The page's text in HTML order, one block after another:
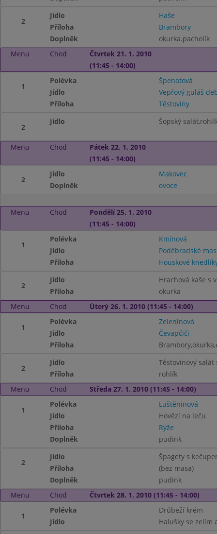
2
Jídlo
Haše
Příloha
Brambory
Doplněk
okurka.pacholík
Menu
Chod
Čtvrtek 21. 1. 2010
(11:45 - 14:00)
1
Polévka
Špenatová
Jídlo
Vepřový guláš
Příloha
Těstoviny
2
Jídlo Šopský
Menu Chod
Pátek 22. 1. 2010
(11:45 - 14:00)
2
Jídlo
Makovec
Doplněk
ovoce
Menu Chod
Pondělí 25. 1. 2010
(11:45 - 14:00)
1
Polévka
Kmínová
Jídlo
Poděbradské
Příloha
Houskové
2
Jídlo
Hrachová kaše s
Příloha
okurka
Menu
Chod Úterý 26. 1. 2010 (11:45 - 14:00)
1
Polévka
Zeleninová
Jídlo
Čevapčiči
Příloha
2
Jídlo
Těstovinový
Příloha
rohlík
Menu
Chod Středa 27. 1. 2010 (11:45 - 14:00)
1
Polévka
Luštěninová
Jídlo
Hovězí na leču
Příloha
Rýže
Doplněk
pudink
2
Jídlo
Špagety s
Příloha
(bez masa)
Doplněk
pudink
Menu
Chod Čtvrtek 28. 1. 2010 (11:45 - 14:00)
1
Polévka
Drůbeží krém
Jídlo
Halušky se zelím